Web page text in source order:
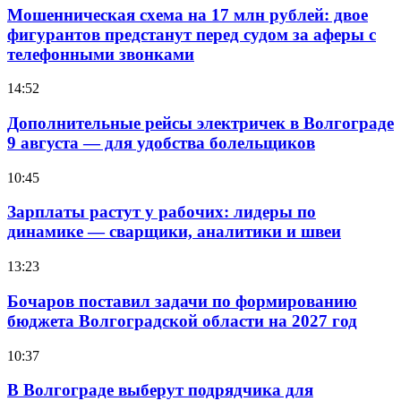
Мошенническая схема на 17 млн рублей: двое
фигурантов предстанут перед судом за аферы с
телефонными звонками
14:52
Дополнительные рейсы электричек в Волгограде
9 августа — для удобства болельщиков
10:45
Зарплаты растут у рабочих: лидеры по
динамике — сварщики, аналитики и швеи
13:23
Бочаров поставил задачи по формированию
бюджета Волгоградской области на 2027 год
10:37
В Волгограде выберут подрядчика для